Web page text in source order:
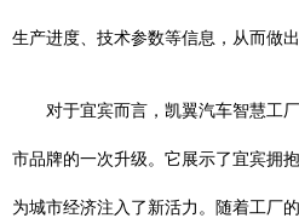
生产进度、技术参数等信息，从而做
对于宜宾而言，凯翼汽车智慧工
市品牌的一次升级。它展示了宜宾拥
为城市经济注入了新活力。随着工厂